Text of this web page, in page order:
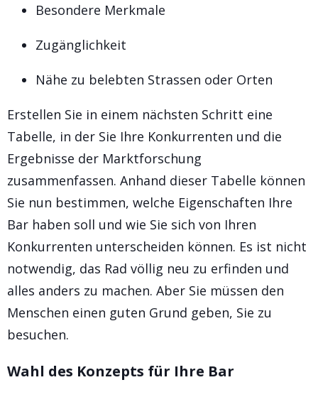
Besondere Merkmale
Zugänglichkeit
Nähe zu belebten Strassen oder Orten
Erstellen Sie in einem nächsten Schritt eine
Tabelle, in der Sie Ihre Konkurrenten und die
Ergebnisse der Marktforschung
zusammenfassen. Anhand dieser Tabelle können
Sie nun bestimmen, welche Eigenschaften Ihre
Bar haben soll und wie Sie sich von Ihren
Konkurrenten unterscheiden können. Es ist nicht
notwendig, das Rad völlig neu zu erfinden und
alles anders zu machen. Aber Sie müssen den
Menschen einen guten Grund geben, Sie zu
besuchen.
Wahl des Konzepts für Ihre Bar